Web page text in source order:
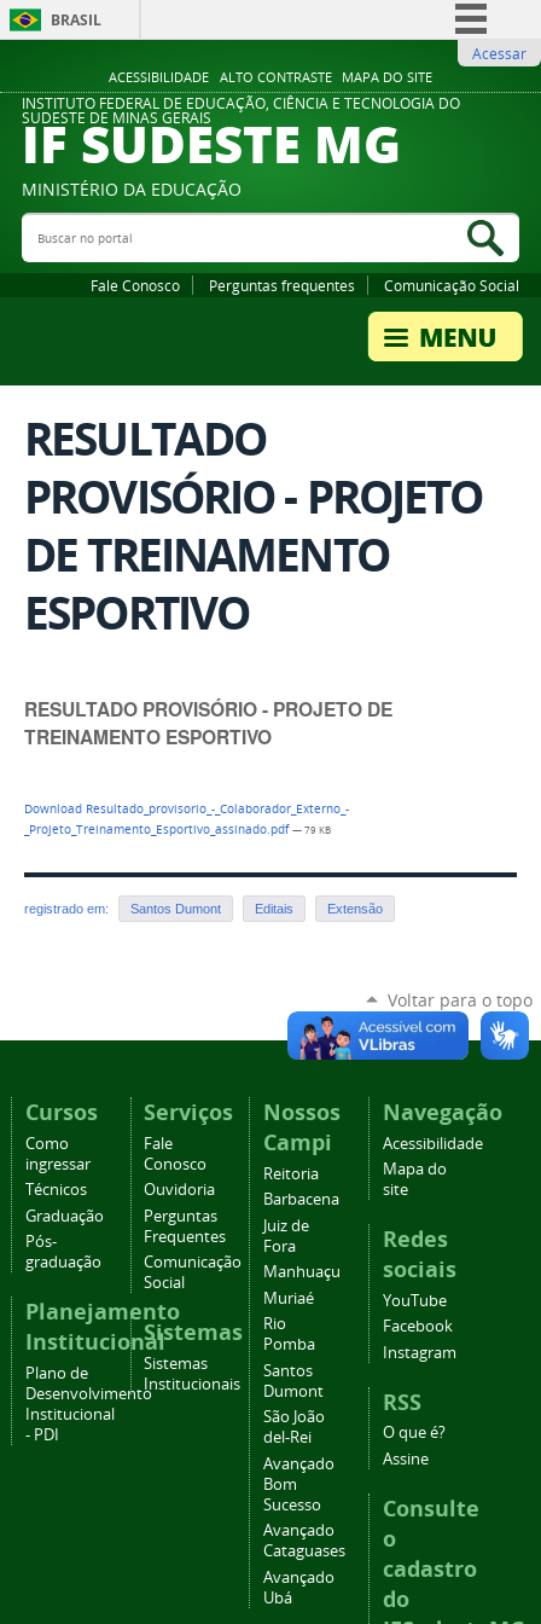
ACESSIBILIDADE ALTO CONTRASTE MAPA DO SITE
BRASIL
Comunica BR
Participe
Legislação
Acessar
INSTITUTO FEDERAL DE EDUCAÇÃO, CIÊNCIA E TECNOLOGIA DO
SUDESTE DE MINAS GERAIS
IF SUDESTE MG
MINISTÉRIO DA EDUCAÇÃO
Buscar no portal
Fale Conosco Perguntas frequentes Comunicação Social
RESULTADO
PROVISÓRIO - PROJETO
DE TREINAMENTO
ESPORTIVO
RESULTADO PROVISÓRIO - PROJETO DE
TREINAMENTO ESPORTIVO
Download Resultado_provisorio_-_Colaborador_Externo_-
_Projeto_Treinamento_Esportivo_assinado.pdf— 79 KB
registrado em: Santos Dumont Editais Extensão
Voltar para o topo
Cursos
Como
ingressar
Técnicos
Graduação
Pós-
graduação
Planejamento
Institucional
Plano de
Desenvolvimento
Institucional
- PDI
Serviços
Fale
Conosco
Ouvidoria
Perguntas
Frequentes
Comunicação
Social
Sistemas
Sistemas
Institucionais
Nossos
Campi
Reitoria
Barbacena
Juiz de
Fora
Manhuaçu
Muriaé
Rio
Pomba
Santos
Dumont
São João
del-Rei
Avançado
Bom
Sucesso
Avançado
Cataguases
Avançado
Ubá
Navegação
Acessibilidade
Mapa do
site
Redes
sociais
YouTube
Facebook
Instagram
RSS
O que é?
Assine
Consulte
o
cadastro
do